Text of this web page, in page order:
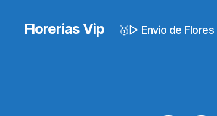
Florerias Vip 🥇▷ Envio de Flores